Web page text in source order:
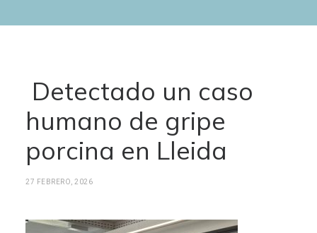
Detectado un caso
humano de gripe
porcina en Lleida
27 FEBRERO, 2026